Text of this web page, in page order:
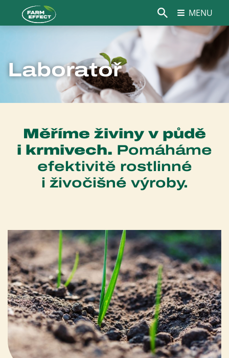
Laboratoř
Měříme živiny v půdě
i krmivech. Pomáháme
efektivitě rostlinné
i živočišné výroby.
MENU